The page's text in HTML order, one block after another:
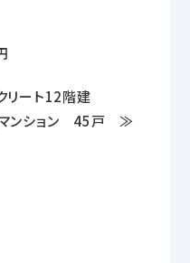
リート12階建
ンション 45戸 ≫